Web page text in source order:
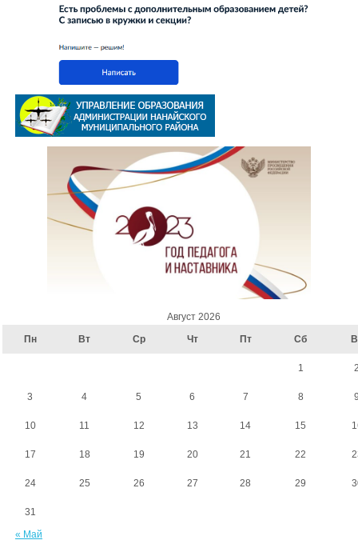
Август 2026
Пн
Вт Ср Чт Пт Сб
1
3 4 5 6 7 8
10 11 12 13 14 15
17 18 19 20 21 22
24 25 26 27 28 29
31
« Май